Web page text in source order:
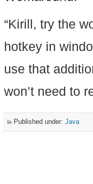
“Kirill, try the
hotkey in
use that
won’t need to
Published under: Java